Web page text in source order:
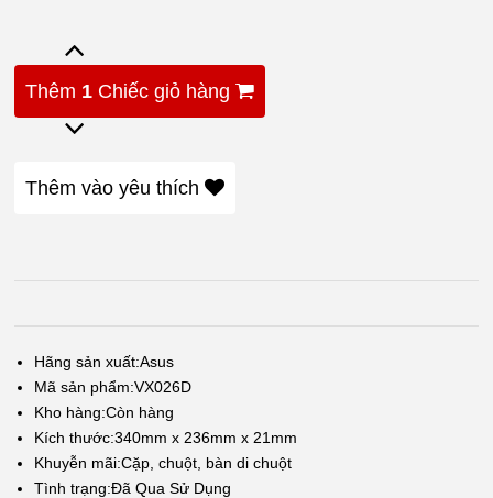
Thêm 1 Chiếc giỏ hàng
Thêm vào yêu thích
Hãng sản xuất:Asus
Mã sản phẩm:VX026D
Kho hàng:Còn hàng
Kích thước:340mm x 236mm x 21mm
Khuyễn mãi:Cặp, chuột, bàn di chuột
Tình trạng:Đã Qua Sử Dụng